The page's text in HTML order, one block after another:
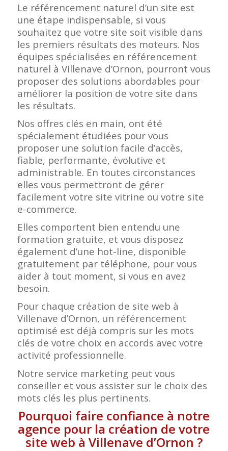
Le référencement naturel d’un site est
une étape indispensable, si vous
souhaitez que votre site soit visible dans
les premiers résultats des moteurs. Nos
équipes spécialisées en référencement
naturel à Villenave d’Ornon, pourront vous
proposer des solutions abordables pour
améliorer la position de votre site dans
les résultats.
Nos offres clés en main, ont été
spécialement étudiées pour vous
proposer une solution facile d’accès,
fiable, performante, évolutive et
administrable. En toutes circonstances
elles vous permettront de gérer
facilement votre site vitrine ou votre site
e-commerce.
Elles comportent bien entendu une
formation gratuite, et vous disposez
également d’une hot-line, disponible
gratuitement par téléphone, pour vous
aider à tout moment, si vous en avez
besoin.
Pour chaque création de site web à
Villenave d’Ornon, un référencement
optimisé est déjà compris sur les mots
clés de votre choix en accords avec votre
activité professionnelle.
Notre service marketing peut vous
conseiller et vous assister sur le choix des
mots clés les plus pertinents.
Pourquoi faire confiance à notre
agence pour la création de votre
site web à Villenave d’Ornon ?